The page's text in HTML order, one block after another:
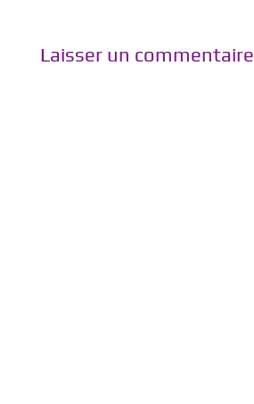
Laisser un commentaire